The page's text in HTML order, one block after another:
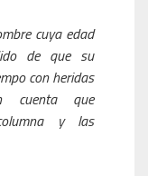
cuya edad
de que su
con heridas
cuenta que
y las